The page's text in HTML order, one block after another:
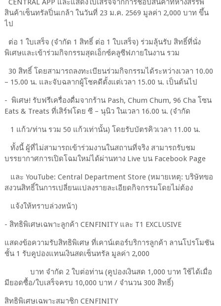
CENTRAL APP และแสดงใบเสร็จจากการช้อปสินค้าที่ห้างสรรพ
สินค้าเซ็นทรัลปิ่นเกล้า ในวันที่ 23 ม.ค. 2569 มูลค่า 2,000 บาท ขึ้น
ไป
ต่อ 1 ใบเสร็จ (จำกัด 1 สิทธิ์ ต่อ 1 ใบเสร็จ) ร่วมลุ้นรับ สิทธิ์ที่นั่ง
พิเศษและเข้าร่วมกิจกรรมสุดเอ็กซ์คลูซีฟภายในงาน รวม
30 สิทธิ์ โดยสามารถลงทะเบียนร่วมกิจกรรมได้ระหว่างเวลา 10.00
– 15.00 น. และจับฉลากผู้โชคดีตั้งแต่เวลา 15.00 น. เป็นต้นไป
- พิเศษ! รับฟรีเครื่องดื่มจากร้าน Pash, Chum Chum, 96 Cha โซน
Eats & Treats ที่เสิร์ฟโดย ซี – นุนิว ในเวลา 16.00 น. (จำกัด
1 แก้ว/ท่าน รวม 50 แก้วเท่านั้น) โดยรับบัตรคิวเวลา 11.00 น.
ทั้งนี้ ผู้ที่ไม่สามารถเข้าร่วมงานในสถานที่จริง สามารถรับชม
บรรยากาศการเปิดโฉมใหม่ได้ผ่านทาง Live บน Facebook Page
และ YouTube: Central Department Store (หมายเหตุ: บริษัทขอ
สงวนสิทธิ์ในการเปลี่ยนแปลงรายละเอียดกิจกรรมโดยไม่ต้อง
แจ้งให้ทราบล่วงหน้า)
- สิทธิพิเศษเฉพาะลูกค้า CENFINITY และ T1 EXCLUSIVE
แสดงข้อความรับสิทธิพิเศษ ที่เคาน์เตอร์บริการลูกค้า ลานโปรโมชัน
ชั้น 1 รับคูปองแทนเงินสดเซ็นทรัล มูลค่า 2,000
บาท จำกัด 2 ใบต่อท่าน (คูปองเงินสด 1,000 บาท ใช้ได้เมื่อ
มียอดซื้อ/ใบเสร็จครบ 10,000 บาท / จำนวน 300 สิทธิ์)
สิทธิพิเศษเฉพาะสมาชิก CENFINITY